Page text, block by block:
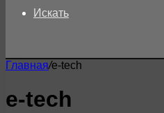
Искать
Главная/e-tech
e-tech